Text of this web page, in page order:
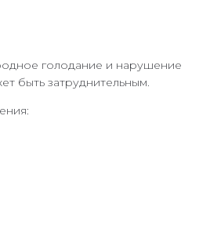
голодание и нарушение
быть затруднительным.